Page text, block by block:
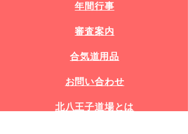
年間行事
審査案内
​合気道用品
お問い合わせ​
​北八王子道場とは